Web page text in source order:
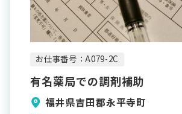
お仕事番号：A079-2C
有名薬局での調剤補助
福井県吉田郡永平寺町